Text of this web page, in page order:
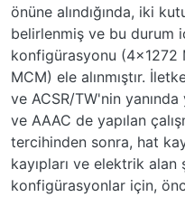
önüne alındığında, iki
belirlenmiş ve bu durum
konfigürasyonu
MCM) ele alınmıştır.
ve ACSR/TW'nin
ve AAAC de yapılan
tercihinden sonra, hat
kayıpları ve elektrik
konfigürasyonlar için,